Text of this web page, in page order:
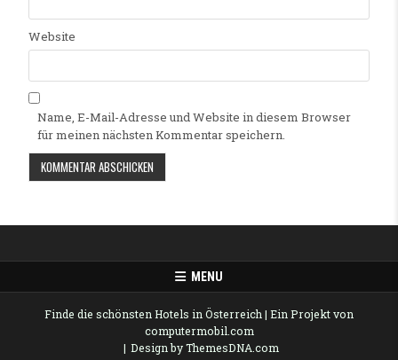
Website
Name, E-Mail-Adresse und Website in diesem Browser
für meinen nächsten Kommentar speichern.
MENU
Finde die schönsten Hotels in Österreich | Ein Projekt von
computermobil.com
Design by ThemesDNA.com